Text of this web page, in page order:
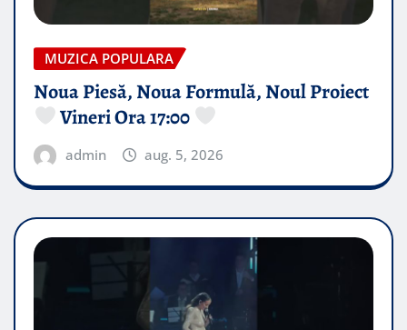
MUZICA POPULARA
Noua Piesă, Noua Formulă, Noul Proiect
Vineri Ora 17:00
admin aug. 5, 2026